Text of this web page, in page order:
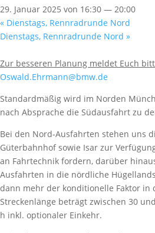
29. Januar 2025 von 16:30 — 20:00
« Dienstags, Rennradrunde Nord
Dienstags, Rennradrunde Nord »
Zur besseren Planung meldet Euch
Oswald.Ehrmann@bmw.de
Standardmäßig wird im Norden
nach Absprache die Südausfahrt zu
Bei den Nord-Ausfahrten stehen uns
Güterbahnhof sowie Isar zur
an Fahrtechnik fordern, darüber
Ausfahrten in die nördliche
dann mehr der konditionelle Faktor in
Streckenlänge beträgt zwischen 30
h inkl. optionaler Einkehr.